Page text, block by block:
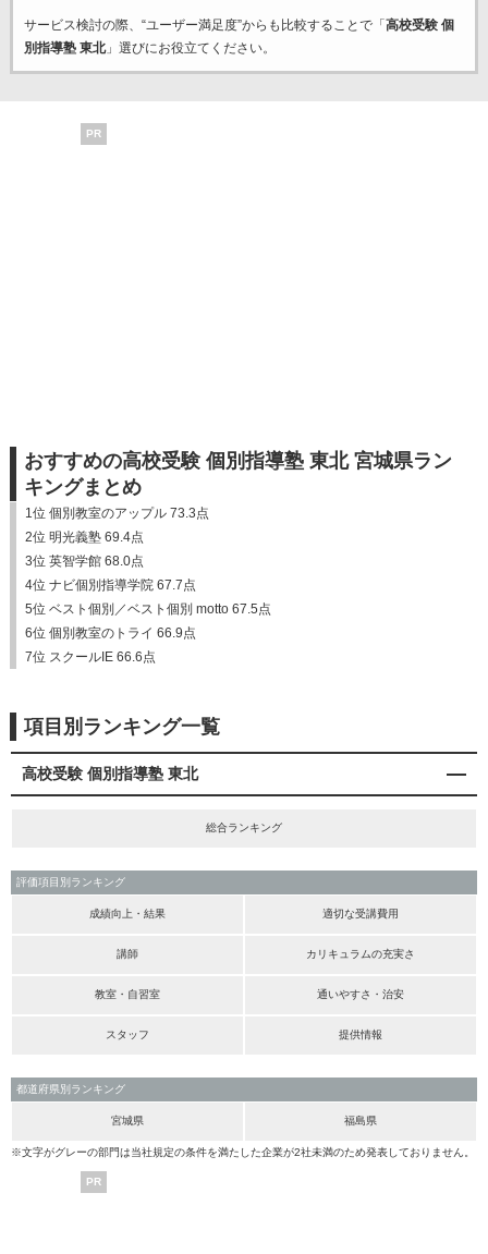
サービス検討の際、“ユーザー満足度”からも比較することで「 高校受験 個
別指導塾 東北」選びにお役立てください。
PR
おすすめの高校受験 個別指導塾 東北 宮城県ラン
キングまとめ
1位 個別教室のアップル 73.3点
2位 明光義塾 69.4点
3位 英智学館 68.0点
4位 ナビ個別指導学院 67.7点
5位 ベスト個別／ベスト個別 motto 67.5点
6位 個別教室のトライ 66.9点
7位 スクールIE 66.6点
項目別ランキング一覧
高校受験 個別指導塾 東北
総合ランキング
評価項目別ランキング
成績向上・結果 適切な受講費用
講師 カリキュラムの充実さ
教室・自習室 通いやすさ・治安
スタッフ 提供情報
都道府県別ランキング
宮城県 福島県
※文字がグレーの部門は当社規定の条件を満たした企業が2社未満のため発表しておりません。
PR